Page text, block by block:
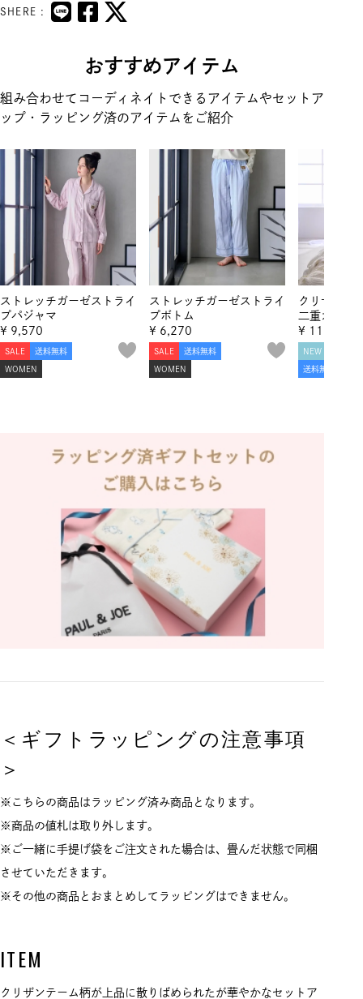
SHERE :
おすすめアイテム
組み合わせてコーディネイトできるアイテムやセットア
ップ・ラッピング済のアイテムをご紹介
ストレッチガーゼストライ
プパジャマ
SALE 送料無料
WOMEN
¥ 9,570
ストレッチガーゼストライ
プボトム
SALE 送料無料
WOMEN
¥ 6,270
クリザン
二重ガー
7分袖セッ
NEW
送料無料
¥ 11,220
＜ギフトラッピングの注意事項
＞
※こちらの商品はラッピング済み商品となります。
※商品の値札は取り外します。
※ご一緒に手提げ袋をご注文された場合は、畳んだ状態で同梱
させていただきます。
※その他の商品とおまとめしてラッピングはできません。
ITEM
クリザンテーム柄が上品に散りばめられたが華やかなセットア